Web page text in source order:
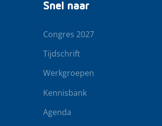
Snel naar
Congres 2027
Tijdschrift
Werkgroepen
Kennisbank
Agenda